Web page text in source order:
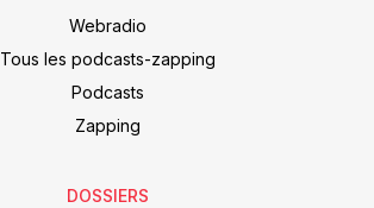
Webradio
Tous les podcasts-zapping
Podcasts
Zapping
DOSSIERS